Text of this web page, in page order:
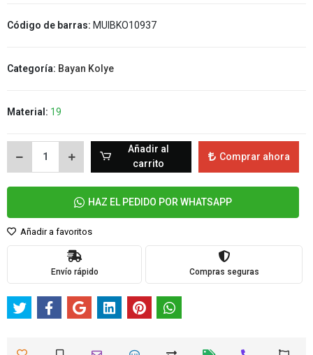
Código de barras: MUIBKO10937
Categoría: Bayan Kolye
Material: 19
Añadir al
carrito
Comprar ahora
HAZ EL PEDIDO POR WHATSAPP
Añadir a favoritos
Envío rápido Compras seguras